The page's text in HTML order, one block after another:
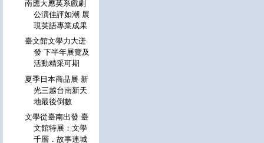
南應大應英系戲劇
公演佳評如潮 展
現英語專業成果
臺文館文學力大迸
發 下半年展覽及
活動精采可期
夏季日本商品展 新
光三越台南新天
地最後倒數
文學從臺南出發 臺
文館特展：文學
千層．故事連城